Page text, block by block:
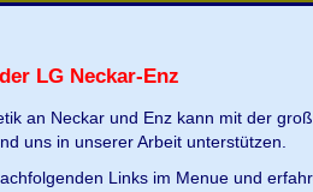
LG Neckar-Enz
an Neckar und Enz kann mit der
uns in unserer Arbeit unterstützen.
Links im Menue und